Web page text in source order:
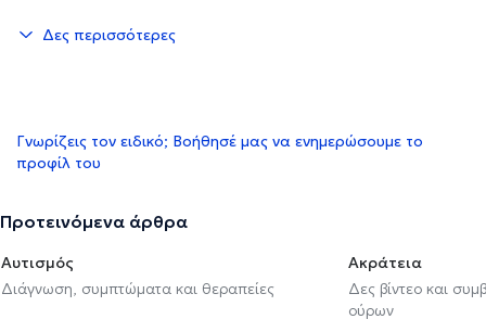
Δες περισσότερες
Γνωρίζεις τον ειδικό; Βοήθησέ μας να ενημερώσουμε το
προφίλ του
Προτεινόμενα άρθρα
Αυτισμός
Διάγνωση, συμπτώματα και θεραπείες
Ακράτεια
Δες βίντεο και
ούρων